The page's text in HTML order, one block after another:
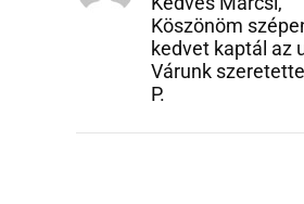
Kedves Marcsi,
Köszönöm
kedvet kaptál az
Várunk
P.